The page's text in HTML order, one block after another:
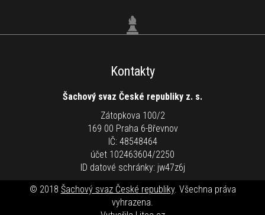
Kontakty
Šachový svaz České republiky z. s.
Zátopkova 100/2
169 00 Praha 6-Břevnov
IČ: 48548464
účet 102463604/2250
ID datové schránky: jw47z6j
© 2018 Šachový svaz České republiky. Všechna práva
vyhrazena.